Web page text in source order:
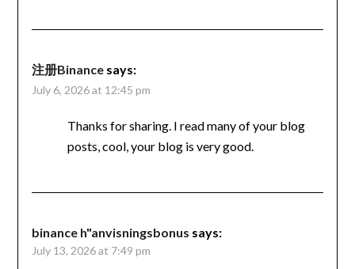
注册Binance says:
July 6, 2026 at 12:45 pm
Thanks for sharing. I read many of your blog
posts, cool, your blog is very good.
binance h"anvisningsbonus says:
July 13, 2026 at 7:49 pm